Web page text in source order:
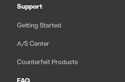
Support
Getting Started
A/S Center
Counterfeit Products
FAQ